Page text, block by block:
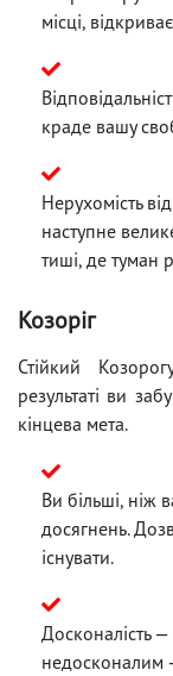
місці,
краде вашу
Нерухомість
наступне
тиші, де туман
Козоріг
Стійкий
результаті ви
кінцева мета.
Ви більші, ніж
досягнень.
існувати.
Досконалість —
недосконалим